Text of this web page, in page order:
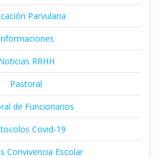
Parvularia
RRHH
Pastoral
de Funcionarios
Covid-19
Convivencia Escolar